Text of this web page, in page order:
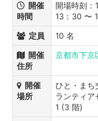
開催
時間
開場時刻：
13：30 〜
定員
10 名
開催
住所
京都市下京
開催
場所
ひと・ま
ランティア
1 (3 階)